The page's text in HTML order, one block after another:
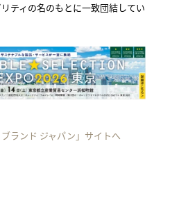
ティの名のもとに一致団結してい
ランド ジャパン」サイトへ